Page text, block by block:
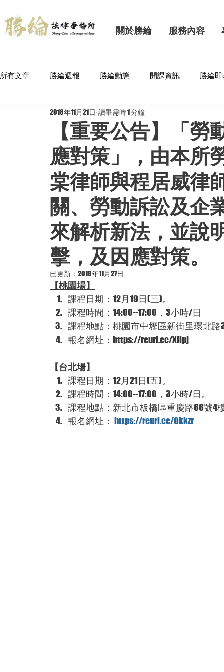
關於勝綸 服務內容
所有文章 勝綸週報 勝綸動態 開課資訊 勝綸
【重要公告】「
應對策」，由本所
棠律師與程居威律
關、勞動訴訟及企
來解析新法，並說
擊，及因應對策。
2018年11月21日 讀畢需時 1 分鐘
已更新： 2018年11月27日
【桃園場】
課程日期：12月19日(三)。
課程時間：14:00--17:00，3小時/日
課程地點：桃園市中壢區新街里環北
報名網址：https://reurl.cc/Xllpj
【台北場】
課程日期：12月21日(五)。
課程時間：14:00--17:00，3小時/日。
課程地點：新北市板橋區重慶路66號4
報名網址： https://reurl.cc/Okkzr